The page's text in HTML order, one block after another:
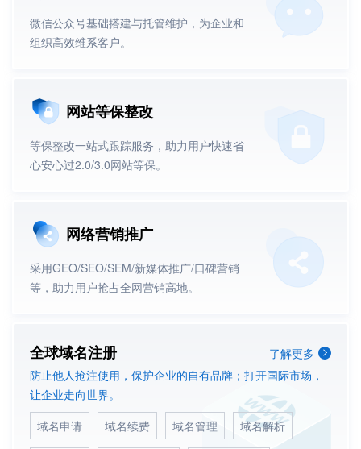
微信公众号基础搭建与托管维护，为企业和
组织高效维系客户。
网站等保整改
等保整改一站式跟踪服务，助力用户快速省
心安心过2.0/3.0网站等保。
网络营销推广
采用GEO/SEO/SEM/新媒体推广/口碑营销
等，助力用户抢占全网营销高地。
全球域名注册
了解更多
防止他人抢注使用，保护企业的自有品牌；打开国际市场，
让企业走向世界。
域名申请
域名续费 域名管理 域名解析
易网团建 | 嗨翻别墅轰趴庆生会